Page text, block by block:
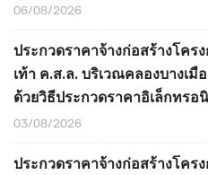
06/08/2026
ประกวดราคาจ้างก่อสร้างโคร
เท้า ค.ส.ล. บริเวณคลองบางเ
ด้วยวิธีประกวดราคาอิเล็กทร
03/08/2026
ประกวดราคาจ้างก่อสร้างโคร